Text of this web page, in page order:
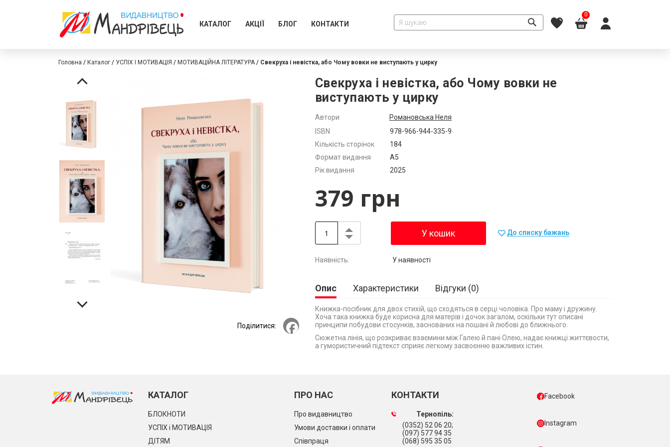
КАТАЛОГ АКЦІЇ БЛОГ КОНТАКТИ
0
Головна Каталог УСПІХ І МОТИВАЦІЯ МОТИВАЦІЙНА ЛІТЕРАТУРА Свекруха і невістка, або Чому вовки не виступають у цирку
Свекруха і невістка, або Чому вовки не
виступають у цирку
Автори
Романовська Неля
Додатково
ISBN
978-966-944-335-9
Кількість сторінок
184
Формат видання
А5
Рік видання
2025
379 грн
У кошик До списку бажань
У наявності
Опис
Книжка-посібник для двох стихій, що сходяться в серці чоловіка. Про маму і дружину.
Хоча така книжка буде корисна для матерів і дочок загалом, оскільки тут описані
принципи побудови стосунків, заснованих на пошані й любові до ближнього.
Сюжетна лінія, що розкриває взаємини між Галею й пані Олею, надає книжці життєвости,
а гумористичний підтекст сприяє легкому засвоєнню важливих істин.
Характеристики Відгуки 0
Перейти
кінця
галереї
зображень
Перейти
початку
галереї
зображень
Поділитися: Facebook
КАТАЛОГ
БЛОКНОТИ
УСПІХ і МОТИВАЦІЯ
ДІТЯМ
ПРО НАС
Про видавництво
Умови доставки і оплати
Співпраця
КОНТАКТИ
Тернопіль:
(0352) 52 06 20;
(097) 577 94 35
(068) 595 35 05
Facebook
Instagram